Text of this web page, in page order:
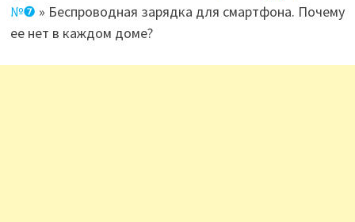
№❼ » Беспроводная зарядка для смартфона. Почему
ее нет в каждом доме?